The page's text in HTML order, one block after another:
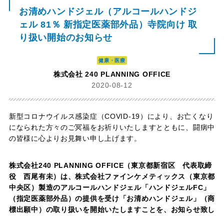
お清めハンドジェル（アルコールハンドジ
ェル 81％ 新指定医薬部外品）寺院向け 取
り扱い開始のお知らせ
健康・医療
株式会社 240 PLANNING OFFICE
2020-08-12
新型コロナウイルス感染症（COVID-19）により、お亡くなり
になられた方々のご冥福をお祈りいたしますとともに、闘病中
の皆様に心よりお見舞い申し上げます。
株式会社240 PLANNING OFFICE（東京都新宿区 代表取締
役 西尾有未）は、株式会社ファインケメティックス（東京都
中央区）製造のアルコールハンドジェル「ハンドジェルFC」
（指定医薬部外品）の提供を受け「お清めハンドジェル」（商
標出願中）の取り扱いを開始いたしますことを、お知らせ致し